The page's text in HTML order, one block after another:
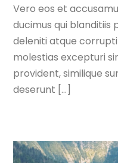
Vero eos et
ducimus qui
deleniti atque
molestias excepturi
provident, similique
deserunt […]